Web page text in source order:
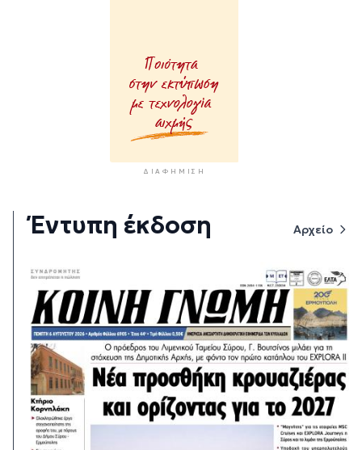
ΔΙΑΦΉΜΙΣΗ
Έντυπη έκδοση Αρχείο